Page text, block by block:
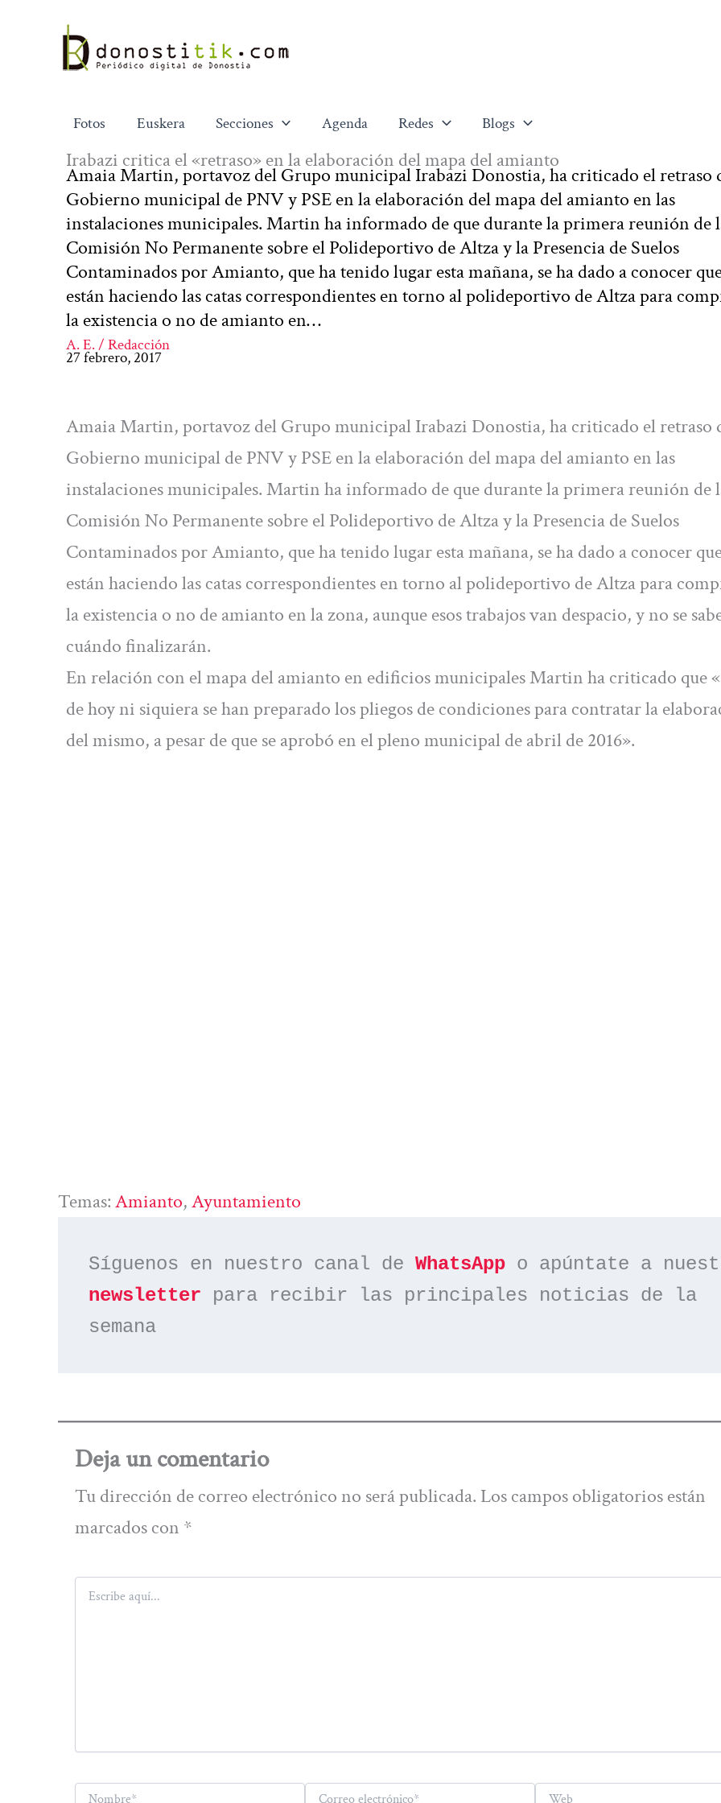
contenido
Fotos Euskera Secciones Agenda Redes Blogs
Irabazi critica el «retraso» en la elaboración del mapa del amianto
Amaia Martin, portavoz del Grupo municipal Irabazi Donostia, ha criticado el retraso
Gobierno municipal de PNV y PSE en la elaboración del mapa del amianto en las
instalaciones municipales. Martin ha informado de que durante la primera reunión de
Comisión No Permanente sobre el Polideportivo de Altza y la Presencia de Suelos
Contaminados por Amianto, que ha tenido lugar esta mañana, se ha dado a conocer
están haciendo las catas correspondientes en torno al polideportivo de Altza para
la existencia o no de amianto en…
A. E. / Redacción
27 febrero, 2017
Amaia Martin, portavoz del Grupo municipal Irabazi Donostia, ha criticado el retraso
Gobierno municipal de PNV y PSE en la elaboración del mapa del amianto en las
instalaciones municipales. Martin ha informado de que durante la primera reunión de
Comisión No Permanente sobre el Polideportivo de Altza y la Presencia de Suelos
Contaminados por Amianto, que ha tenido lugar esta mañana, se ha dado a conocer
están haciendo las catas correspondientes en torno al polideportivo de Altza para
la existencia o no de amianto en la zona, aunque esos trabajos van despacio, y no se
cuándo finalizarán.
En relación con el mapa del amianto en edificios municipales Martin ha criticado que
de hoy ni siquiera se han preparado los pliegos de condiciones para contratar la
del mismo, a pesar de que se aprobó en el pleno municipal de abril de 2016».
Temas:Amianto, Ayuntamiento
Síguenos en nuestro canal de WhatsApp
newsletter para recibir las principales noticias de la
semana
Deja un comentario
Tu dirección de correo electrónico no será publicada. Los campos obligatorios están
marcados con *
Escribe
aquí...
Nombre*
Correo
Web